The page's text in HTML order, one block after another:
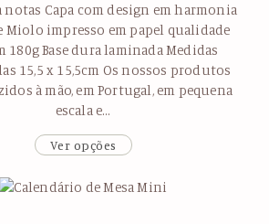
notas Capa com design em harmonia
Miolo impresso em papel qualidade
180g Base dura laminada Medidas
15,5 x 15,5cm Os nossos produtos
à mão, em Portugal, em pequena
escala e…
Ver opções